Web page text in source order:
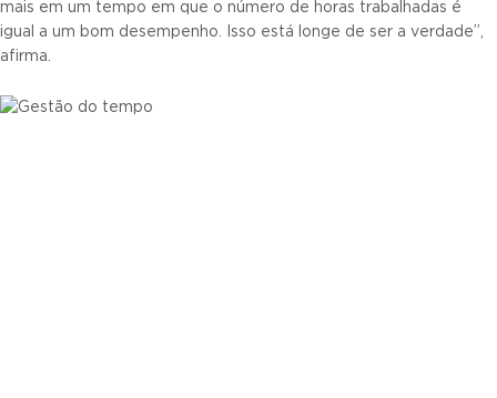
mais em um tempo em que o número de horas trabalhadas é
igual a um bom desempenho. Isso está longe de ser a verdade”,
afirma.